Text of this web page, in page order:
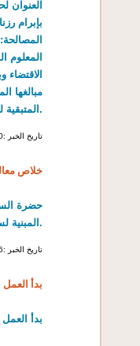
المتبقية للاستخلاص 100د سنويا.
2010-02-10: تاريخ الخبر
خلاص معاليم
حضرة
المبنية لسنة 2010.
2009-02-16: تاريخ الخبر
بدأ
بدأ العمل